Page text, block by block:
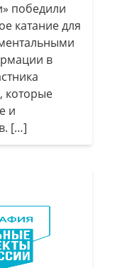
победили
катание для
в
которые
и
[…]